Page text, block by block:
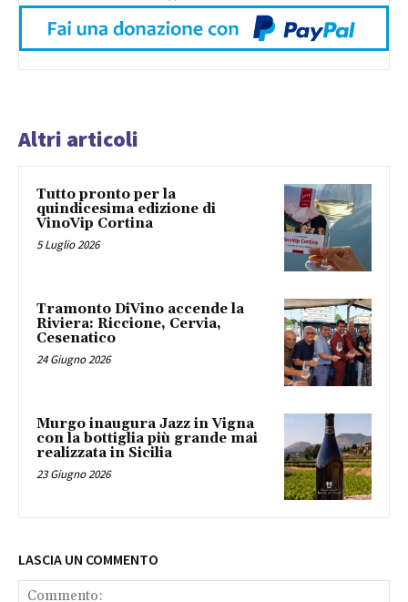
Altri articoli
Tutto pronto per la
quindicesima edizione di
VinoVip Cortina
5 Luglio 2026
Tramonto DiVino accende la
Riviera: Riccione, Cervia,
Cesenatico
24 Giugno 2026
Murgo inaugura Jazz in Vigna
con la bottiglia più grande mai
realizzata in Sicilia
23 Giugno 2026
LASCIA UN COMMENTO